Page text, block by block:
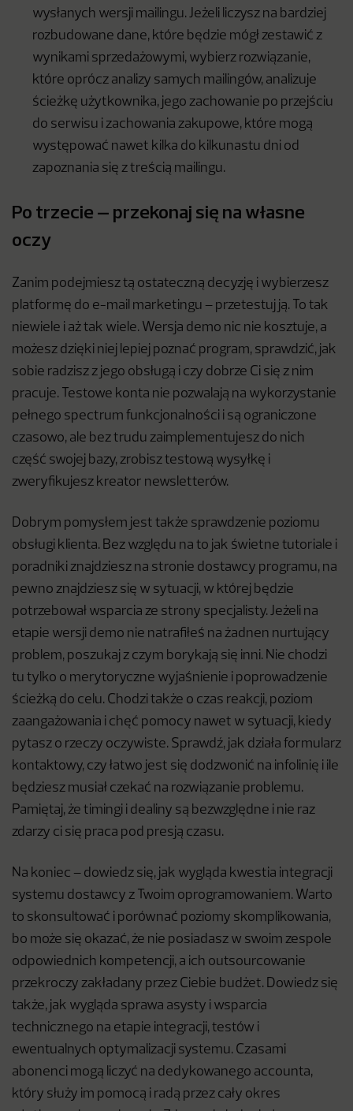
wysłanych wersji mailingu. Jeżeli liczysz na bardziej
rozbudowane dane, które będzie mógł zestawić z
wynikami sprzedażowymi, wybierz rozwiązanie,
które oprócz analizy samych mailingów, analizuje
ścieżkę użytkownika, jego zachowanie po przejściu
do serwisu i zachowania zakupowe, które mogą
występować nawet kilka do kilkunastu dni od
zapoznania się z treścią mailingu.
Po trzecie – przekonaj się na własne
oczy
Zanim podejmiesz tą ostateczną decyzję i wybierzesz
platformę do e-mail marketingu – przetestuj ją. To tak
niewiele i aż tak wiele. Wersja demo nic nie kosztuje, a
możesz dzięki niej lepiej poznać program, sprawdzić, jak
sobie radzisz z jego obsługą i czy dobrze Ci się z nim
pracuje. Testowe konta nie pozwalają na wykorzystanie
pełnego spectrum funkcjonalności i są ograniczone
czasowo, ale bez trudu zaimplementujesz do nich
część swojej bazy, zrobisz testową wysyłkę i
zweryfikujesz kreator newsletterów.
Dobrym pomysłem jest także sprawdzenie poziomu
obsługi klienta. Bez względu na to jak świetne tutoriale i
poradniki znajdziesz na stronie dostawcy programu, na
pewno znajdziesz się w sytuacji, w której będzie
potrzebował wsparcia ze strony specjalisty. Jeżeli na
etapie wersji demo nie natrafiłeś na żadnen nurtujący
problem, poszukaj z czym borykają się inni. Nie chodzi
tu tylko o merytoryczne wyjaśnienie i poprowadzenie
ścieżką do celu. Chodzi także o czas reakcji, poziom
zaangażowania i chęć pomocy nawet w sytuacji, kiedy
pytasz o rzeczy oczywiste. Sprawdź, jak działa formularz
kontaktowy, czy łatwo jest się dodzwonić na infolinię i ile
będziesz musiał czekać na rozwiązanie problemu.
Pamiętaj, że timingi i dealiny są bezwzględne i nie raz
zdarzy ci się praca pod presją czasu.
Na koniec – dowiedz się, jak wygląda kwestia integracji
systemu dostawcy z Twoim oprogramowaniem. Warto
to skonsultować i porównać poziomy skomplikowania,
bo może się okazać, że nie posiadasz w swoim zespole
odpowiednich kompetencji, a ich outsourcowanie
przekroczy zakładany przez Ciebie budżet. Dowiedz się
także, jak wygląda sprawa asysty i wsparcia
technicznego na etapie integracji, testów i
ewentualnych optymalizacji systemu. Czasami
abonenci mogą liczyć na dedykowanego accounta,
który służy im pomocą i radą przez cały okres